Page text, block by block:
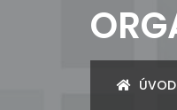
ÚVOD